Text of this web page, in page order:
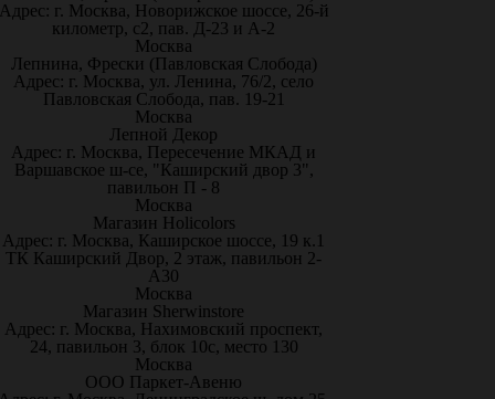
г. Москва, Новорижское шоссе, 26-й
километр, с2, пав. Д-23 и А-2
Москва
Лепнина, Фрески (Павловская Слобода)
Адрес: г. Москва, ул. Ленина, 76/2, село
Павловская Слобода, пав. 19-21
Москва
Лепной Декор
Адрес: г. Москва, Пересечение МКАД и
Варшавское ш-се, "Каширский двор 3",
павильон П - 8
Москва
Магазин Holicolors
Адрес: г. Москва, Каширское шоссе, 19 к.1
ТК Каширский Двор, 2 этаж, павильон 2-
А30
Москва
Магазин Sherwinstore
Адрес: г. Москва, Нахимовский проспект,
24, павильон 3, блок 10с, место 130
Москва
ООО Паркет-Авeню